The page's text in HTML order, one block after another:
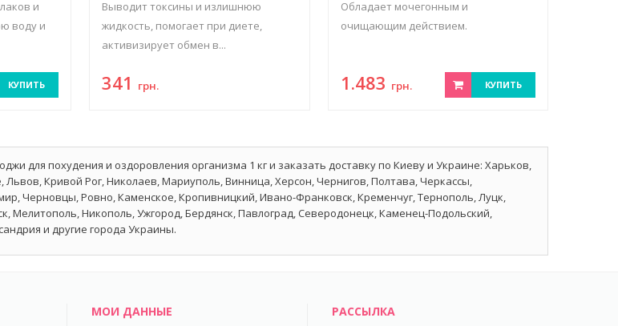
и
воду и
КУПИТЬ
Выводит токсины и излишнюю
жидкость, помогает при диете,
активизирует обмен в...
341 грн.
Обладает мочегонным и
очищающим действием.
1.483 грн. КУПИТЬ
для похудения и оздоровления организма 1 кг и заказать доставку по Киеву и Украине: Харьков,
Львов, Кривой Рог, Николаев, Мариуполь, Винница, Херсон, Чернигов, Полтава, Черкассы,
Черновцы, Ровно, Каменское, Кропивницкий, Ивано-Франковск, Кременчуг, Тернополь, Луцк,
Мелитополь, Никополь, Ужгород, Бердянск, Павлоград, Северодонецк, Каменец-Подольский,
и другие города Украины.
МОИ ДАННЫЕ РАССЫЛКА